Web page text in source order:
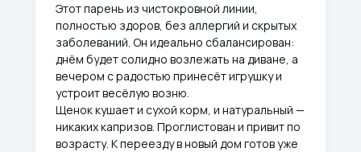
Этот парень из чистокровной линии,
полностью здоров, без аллергий и скрытых
заболеваний. Он идеально сбалансирован:
днём будет солидно возлежать на диване, а
вечером с радостью принесёт игрушку и
устроит весёлую возню.
Щенок кушает и сухой корм, и натуральный —
никаких капризов. Проглистован и привит по
возрасту. К переезду в новый дом готов уже